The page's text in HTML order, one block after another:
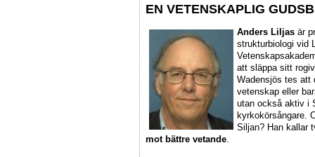
EN VETENSKAPLIG
Anders Liljas är
strukturbiologi vid
att släppa sitt
Wadensjös tes att
vetenskap eller
utan också aktiv i
kyrkokörsångare.
Siljan? Han kallar
mot bättre vetande.